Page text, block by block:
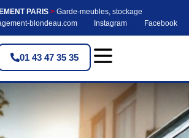
PARIS > Garde-meubles, stockage
blondeau.com
Instagram Facebook
01 43 47 35 35